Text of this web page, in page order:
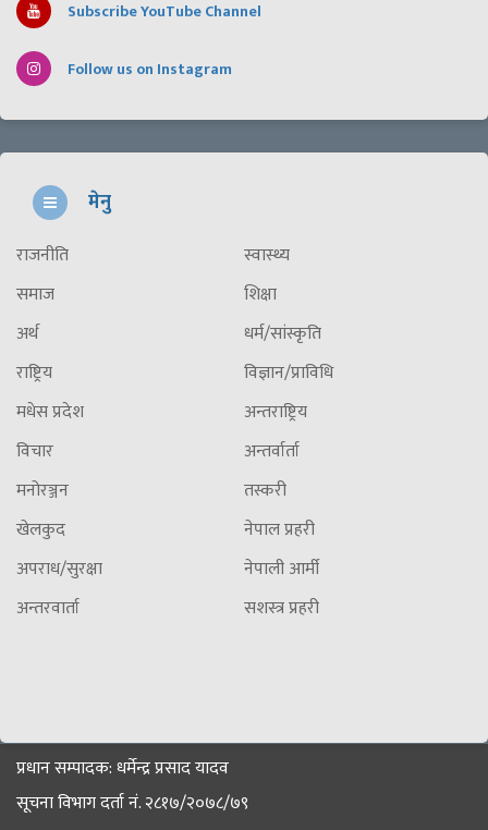
Subscribe YouTube Channel
Follow us on Instagram
मेनु
राजनीति
समाज
अर्थ
राष्ट्रिय
मधेस प्रदेश
विचार
मनोरञ्जन
खेलकुद
अपराध/सुरक्षा
अन्तरवार्ता
स्वास्थ्य
शिक्षा
धर्म/सांस्कृति
विज्ञान/प्राविधि
अन्तराष्ट्रिय
अन्तर्वार्ता
तस्करी
नेपाल प्रहरी
नेपाली आर्मी
सशस्त्र प्रहरी
प्रधान सम्पादक: धर्मेन्द्र प्रसाद यादव
सूचना विभाग दर्ता नं. २८१७/२०७८/७९